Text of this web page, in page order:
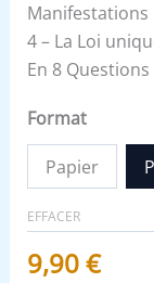
Manifestations
4 – La Loi
En 8
Format
Papier
EFFACER
9,90€